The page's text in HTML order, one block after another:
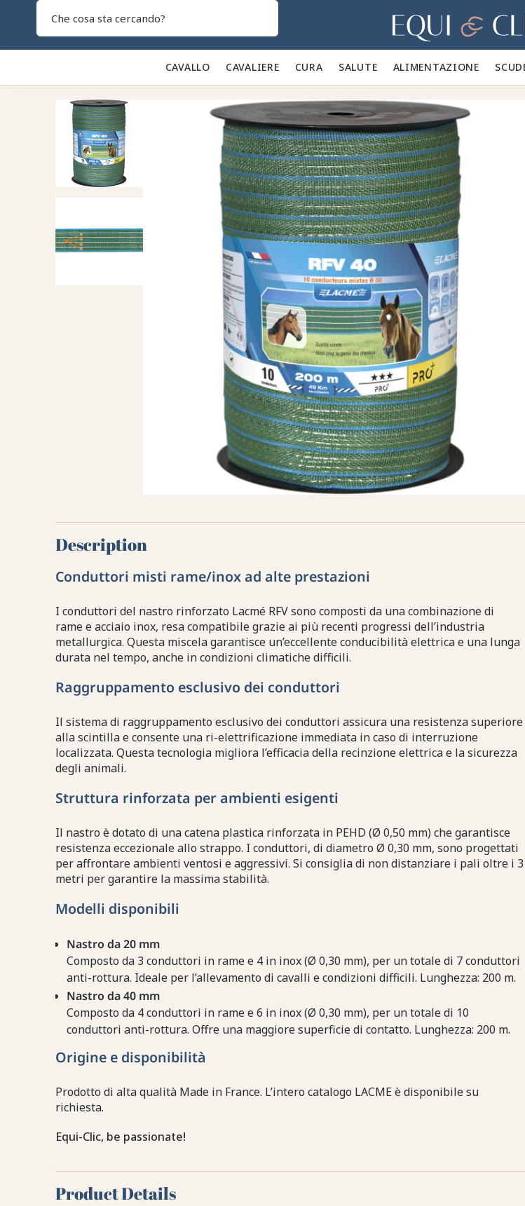
Casa
CAVALLO 🐎 CAVALIERE 👕 CURA 🪮 SALUTE ✨ ALIMENTAZIONE 🥕
Description
Conduttori misti rame/inox ad alte prestazioni
I conduttori del nastro rinforzato Lacmé RFV sono composti da una combinazione di
rame e acciaio inox, resa compatibile grazie ai più recenti progressi dell’industria
metallurgica. Questa miscela garantisce un’eccellente conducibilità elettrica e una lunga
durata nel tempo, anche in condizioni climatiche difficili.
Raggruppamento esclusivo dei conduttori
Il sistema di raggruppamento esclusivo dei conduttori assicura una resistenza superiore
alla scintilla e consente una ri-elettrificazione immediata in caso di interruzione
localizzata. Questa tecnologia migliora l’efficacia della recinzione elettrica e la sicurezza
degli animali.
Struttura rinforzata per ambienti esigenti
Il nastro è dotato di una catena plastica rinforzata in PEHD (Ø 0,50 mm) che garantisce
resistenza eccezionale allo strappo. I conduttori, di diametro Ø 0,30 mm, sono progettati
per affrontare ambienti ventosi e aggressivi. Si consiglia di non distanziare i pali oltre i 3
metri per garantire la massima stabilità.
Modelli disponibili
Nastro da 20 mm
Composto da 3 conduttori in rame e 4 in inox (Ø 0,30 mm), per un totale di 7 conduttori
anti-rottura. Ideale per l’allevamento di cavalli e condizioni difficili. Lunghezza: 200 m.
Nastro da 40 mm
Composto da 4 conduttori in rame e 6 in inox (Ø 0,30 mm), per un totale di 10
conduttori anti-rottura. Offre una maggiore superficie di contatto. Lunghezza: 200 m.
Origine e disponibilità
Prodotto di alta qualità Made in France. L’intero catalogo LACME è disponibile su
richiesta.
Equi-Clic, be passionate!
Product Details